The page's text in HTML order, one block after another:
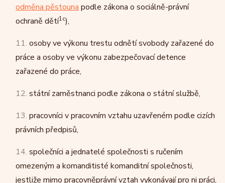
odměna pěstouna podle zákona o sociálně-právní
ochraně dětí1c),
11. osoby ve výkonu trestu odnětí svobody zařazené do
práce a osoby ve výkonu zabezpečovací detence
zařazené do práce,
12. státní zaměstnanci podle zákona o státní službě,
13. pracovníci v pracovním vztahu uzavřeném podle cizích
právních předpisů,
14. společníci a jednatelé společnosti s ručením
omezeným a komanditisté komanditní společnosti,
jestliže mimo pracovněprávní vztah vykonávají pro ni práci,